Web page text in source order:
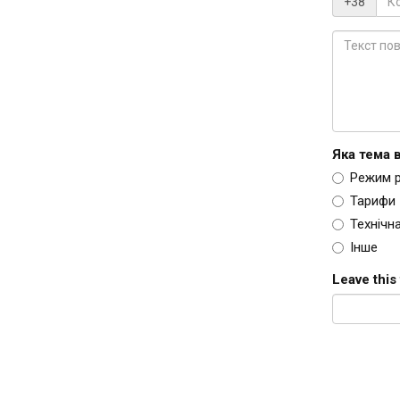
*
телефон
*
Яка тема
Режим
Тарифи
Iнше
Leave